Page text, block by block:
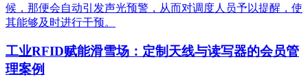
候，那便会自动引发声光预警，从而对调度人员予以提醒，使
其能够及时进行干预。
工业RFID赋能滑雪场：定制天线与读写器的会员管
理案例